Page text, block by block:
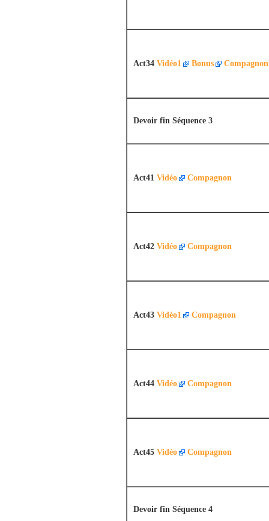
Act34 Vidéo1 Bonus Compagnon
Devoir fin Séquence 3
Act41 Vidéo Compagnon
Act42 Vidéo Compagnon
Act43 Vidéo1 Compagnon
Act44 Vidéo Compagnon
Act45 Vidéo Compagnon
Devoir fin Séquence 4